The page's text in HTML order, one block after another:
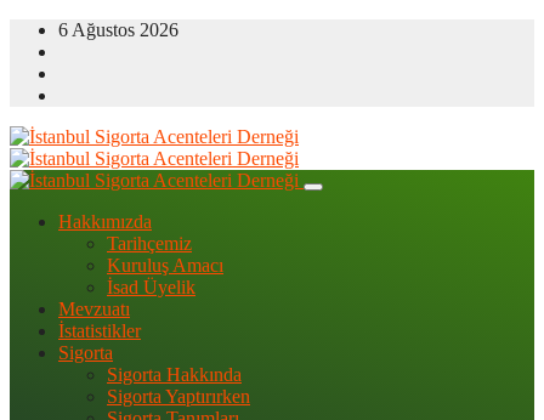
6 Ağustos 2026
Hakkımızda
Tarihçemiz
Kuruluş Amacı
İsad Üyelik
Mevzuatı
İstatistikler
Sigorta
Sigorta Hakkında
Sigorta Yaptırırken